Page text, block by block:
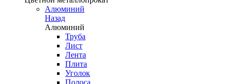
Алюминий
Назад
Алюминий
Труба
Лист
Лента
Плита
Уголок
Полоса